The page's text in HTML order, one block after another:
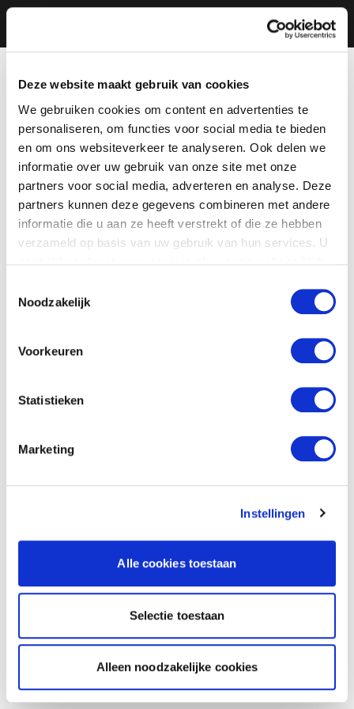
Deze website maakt gebruik van cookies
We gebruiken cookies om content en advertenties te
personaliseren, om functies voor social media te bieden
en om ons websiteverkeer te analyseren. Ook delen we
informatie over uw gebruik van onze site met onze
partners voor social media, adverteren en analyse. Deze
partners kunnen deze gegevens combineren met andere
informatie die u aan ze heeft verstrekt of die ze hebben
verzameld op basis van uw gebruik van hun services. U
Noodzakelijk
Voorkeuren
Statistieken
Marketing
Instellingen
Alle cookies toestaan
Selectie toestaan
Alleen noodzakelijke cookies